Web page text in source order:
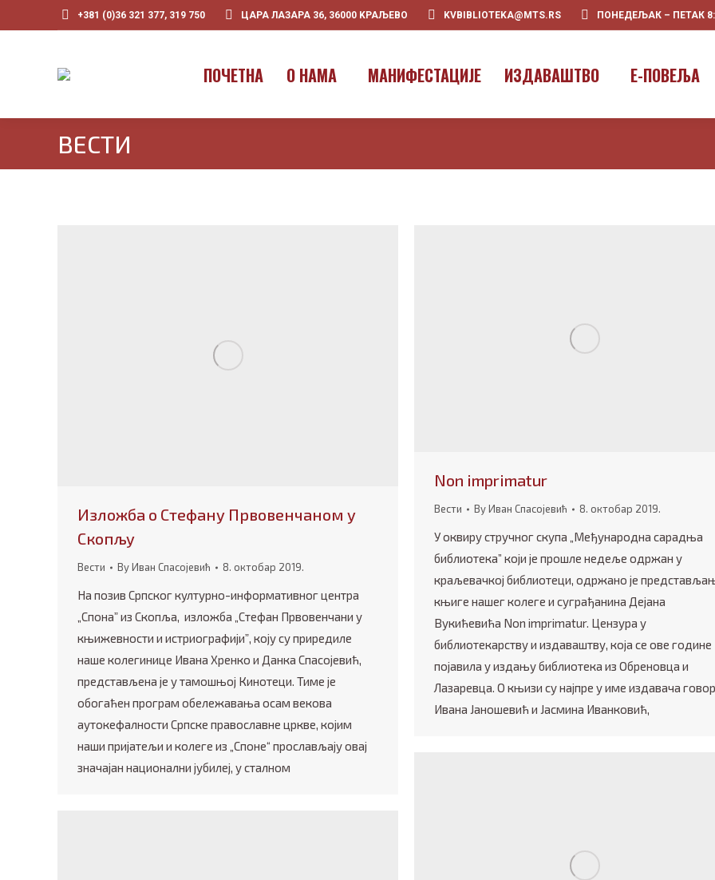
+381 (0)36 321 377, 319 750 ЦАРА ЛАЗАРА 36, 36000 KРАЉЕВО KVBIBLIOTEKA@MTS.RS ПОНЕДЕЉАК – ПЕТАК
ПOЧЕТНА О НАМА МАНИФЕСТАЦИЈЕ ИЗДАВАШТВО E-ПОВЕЉА
ВЕСТИ
Изложба о Стефану Првовенчаном у
Скопљу
Вести ByИван Спасојевић 8. октобар 2019.
На позив Српског културно-информативног центра
„Спонаˮ из Скопља, изложба „Стефан Првовенчани у
књижевности и истриографијиˮ, коју су приредиле
наше колегинице Ивана Хренко и Данка Спасојевић,
представљена је у тамошњој Кинотеци. Тиме је
обогаћен програм обележавања осам векова
аутокефалности Српске православне цркве, којим
наши пријатељи и колеге из „Споне“ прослављају овај
значајан национални јубилеј, у сталном
Non imprimatur
Вести ByИван Спасојевић 8. октобар 2019.
У оквиру стручног скупа „Међународна сарадња
библиотека” који је прошле недеље одржан у
краљевачкој библиотеци, одржано је
књиге нашег колеге и суграђанина Дејана
Вукићевића Non imprimatur. Цензура у
библиотекарству и издаваштву, која се ове године
појавила у издању библиотека из Обреновца и
Лазаревца. О књизи су најпре у име издавача
Ивана Јаношевић и Јасмина Иванковић,
ПOЧЕТНА О НАМА